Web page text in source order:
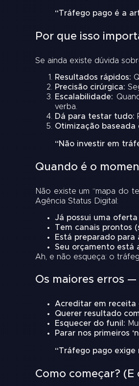
“Tráfego pago é a
Por que isso
Se ainda existe dúvida
Resultados rápidos:
Precisão cirúrgica:
Escalabilidade:
verba.
Dá para testar tudo:
Otimização baseada
“Não investir em
Quando é o
Não existe um “mapa do
Agência Status Digital:
Já possui uma oferta
Tem canais prontos
Está preparado para
Seu orçamento está
Ah, e não esqueça: o
Os maiores erros
Acreditar em receita
Querer resultado com
Esquecer do funil:
Parar nos primeiros
“Tráfego pago
Como começar?